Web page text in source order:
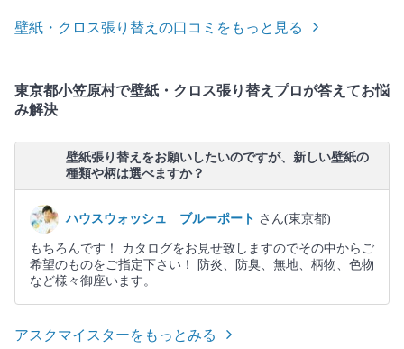
壁紙・クロス張り替えの口コミをもっと見る
東京都小笠原村で壁紙・クロス張り替えプロが答えてお悩
み解決
壁紙張り替えをお願いしたいのですが、新しい壁紙の
種類や柄は選べますか？
ハウスウォッシュ ブルーポート さん(東京都)
もちろんです！ カタログをお見せ致しますのでその中からご
希望のものをご指定下さい！ 防炎、防臭、無地、柄物、色物
など様々御座います。
アスクマイスターをもっとみる